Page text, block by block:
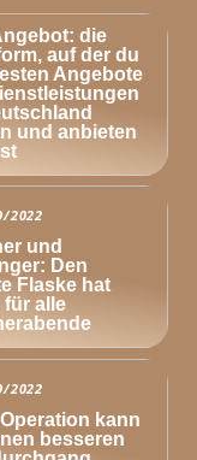
die
auf der du
Angebote
und anbieten
2022
und
Den
Flaske hat
für alle
2022
kann
besseren